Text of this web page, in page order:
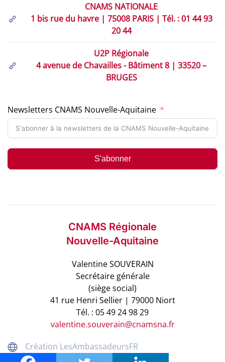
CNAMS NATIONALE
1 bis rue du havre | 75008 PARIS | Tél. : 01 44 93
20 44
U2P Régionale
4 avenue de Chavailles - Bâtiment 8 | 33520 –
BRUGES
Newsletters CNAMS Nouvelle-Aquitaine
S'abonner
CNAMS Régionale
Nouvelle-Aquitaine
Valentine SOUVERAIN
Secrétaire générale
(siège social)
41 rue Henri Sellier | 79000 Niort
Tél. : 05 49 24 98 29
valentine.souverain@cnamsna.fr
Création LesAmbassadeursFR